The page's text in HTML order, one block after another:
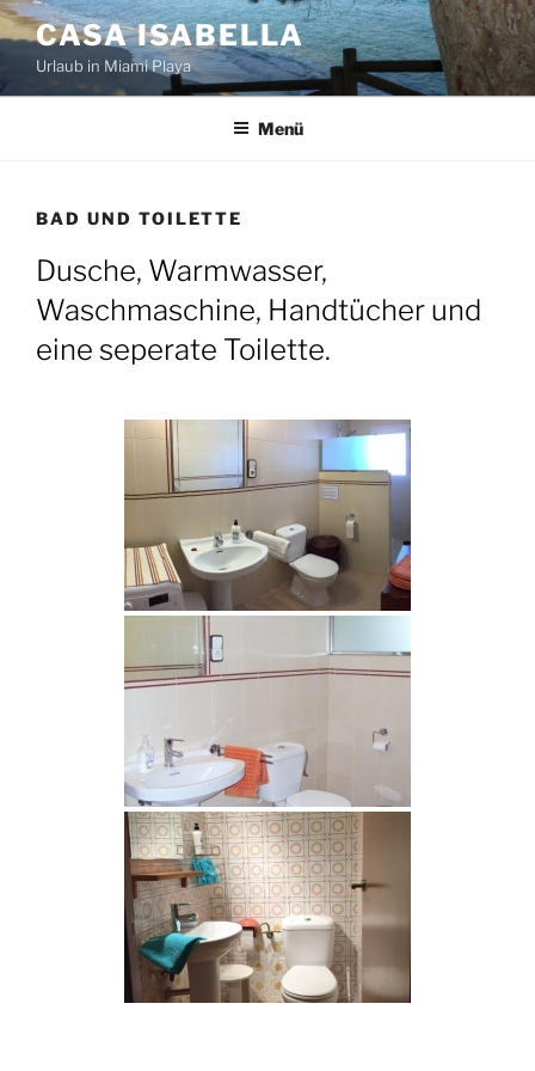
Zum
Inhalt
springen
CASA ISABELLA
Urlaub in Miami Playa
Menü
BAD UND TOILETTE
Dusche, Warmwasser,
Waschmaschine, Handtücher und
eine seperate Toilette.